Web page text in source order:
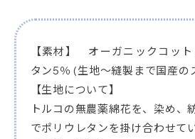
【素材】 オーガニックコッ
タン5％ (生地～縫製まで国産の
【生地について】
トルコの無農薬綿花を、染め、
でポリウレタンを掛け合わせて